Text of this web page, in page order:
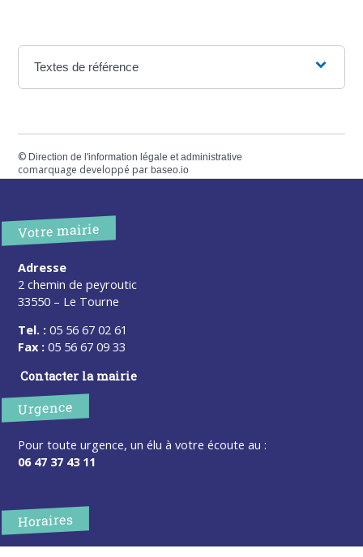
Textes de référence
© Direction de l'information légale et administrative
comarquage developpé parbaseo.io
Votre mairie
Adresse
2 chemin de peyroutic
33550 – Le Tourne
Tel. : 05 56 67 02 61
Fax : 05 56 67 09 33
Contacter la mairie
Urgence
Pour toute urgence, un élu à votre écoute au :
06 47 37 43 11
Horaires